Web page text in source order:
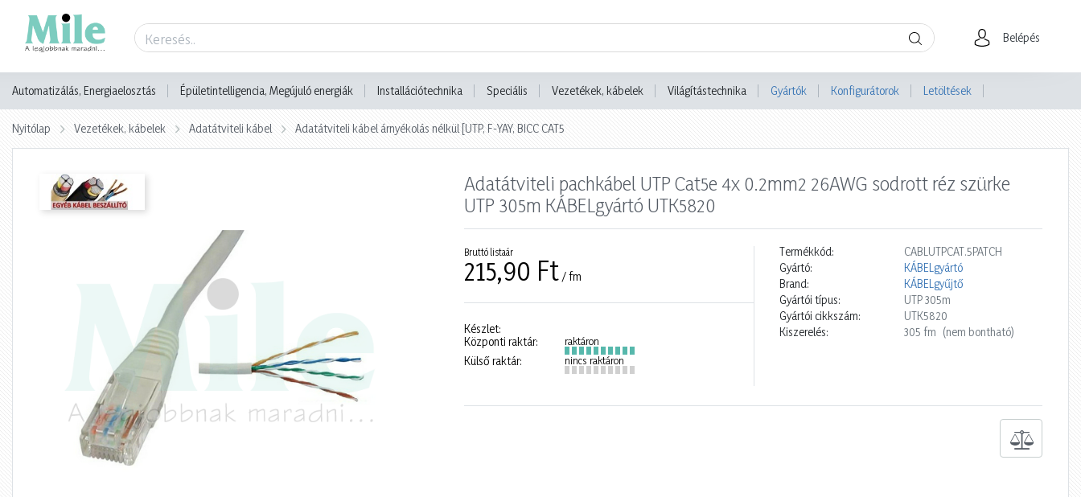
Belépés
Automatizálás, Energiaelosztás Épületintelligencia, Megújuló energiák Installációtechnika Speciális Vezetékek, kábelek Világítástechnika Gyártók Konfigurátorok Letöltések
Nyitólap Vezetékek, kábelek Adatátviteli kábel Adatátviteli kábel árnyékolás nélkül [UTP, F-YAY, BICC CAT5
Adatátviteli pachkábel UTP Cat5e 4x 0.2mm2 26AWG sodrott réz szürke
UTP 305m KÁBELgyártó UTK5820
Bruttó listaár
215,90 Ft / fm
Készlet:
Központi raktár:
raktáron
Külső raktár: nincs raktáron
Termékkód:
CABLUTPCAT.5PATCH
Gyártó:
KÁBELgyártó
Brand:
KÁBELgyűjtő
Gyártói típus:
UTP 305m
Gyártói cikkszám:
UTK5820
Kiszerelés:
305 fm (nem bontható)
Termék adatlap